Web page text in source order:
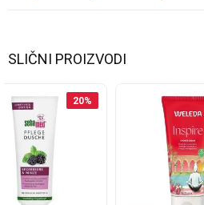
SLIČNI PROIZVODI
20%